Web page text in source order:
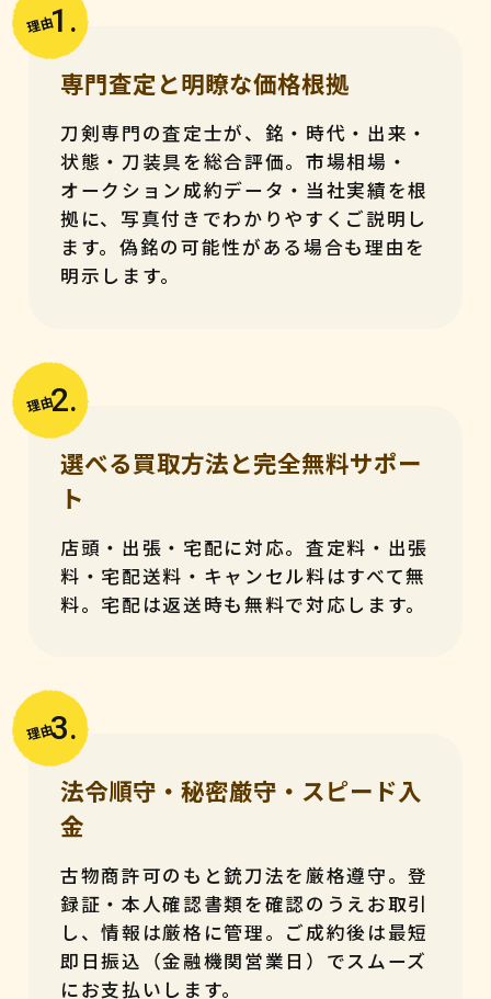
理由1.
専門査定と明瞭な価格根拠
刀剣専門の査定士が、銘・時代・出来・
状態・刀装具を総合評価。市場相場・
オークション成約データ・当社実績を根
拠に、写真付きでわかりやすくご説明し
ます。偽銘の可能性がある場合も理由を
明示します。
理由2.
選べる買取方法と完全無料サポー
ト
店頭・出張・宅配に対応。査定料・出張
料・宅配送料・キャンセル料はすべて無
料。宅配は返送時も無料で対応します。
理由3.
法令順守・秘密厳守・スピード入
金
古物商許可のもと銃刀法を厳格遵守。登
録証・本人確認書類を確認のうえお取引
し、情報は厳格に管理。ご成約後は最短
即日振込（金融機関営業日）でスムーズ
にお支払いします。